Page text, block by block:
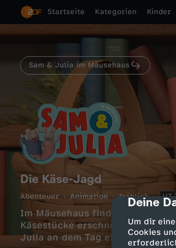
cmp-
Deine
Um dir
Cookies
Startseite Kategorien Kinder
Sam & Julia im Mäusehaus
Die Käse-Jagd
Abenteuer Animation fröhlich UT
Im Mäusehaus findet eine
Käsestücke erschnüffeln, die
Julia an dem Tag einen